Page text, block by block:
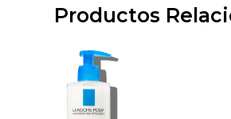
Productos